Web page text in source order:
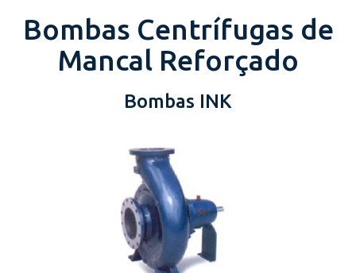
Bombas Centrífugas de
Mancal Reforçado
Bombas INK